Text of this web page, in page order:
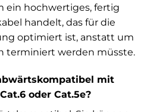
ein hochwertiges, fertig
handelt, das für die
optimiert ist, anstatt um
terminiert werden müsste.
mit
oder Cat.5e?